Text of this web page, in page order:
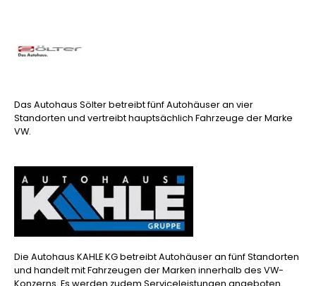
Das Autohaus Sölter betreibt fünf Autohäuser an vier
Standorten und vertreibt hauptsächlich Fahrzeuge der Marke
VW.
Die Autohaus KAHLE KG betreibt Autohäuser an fünf Standorten
und handelt mit Fahrzeugen der Marken innerhalb des VW-
Konzerns. Es werden zudem Serviceleistungen angeboten.